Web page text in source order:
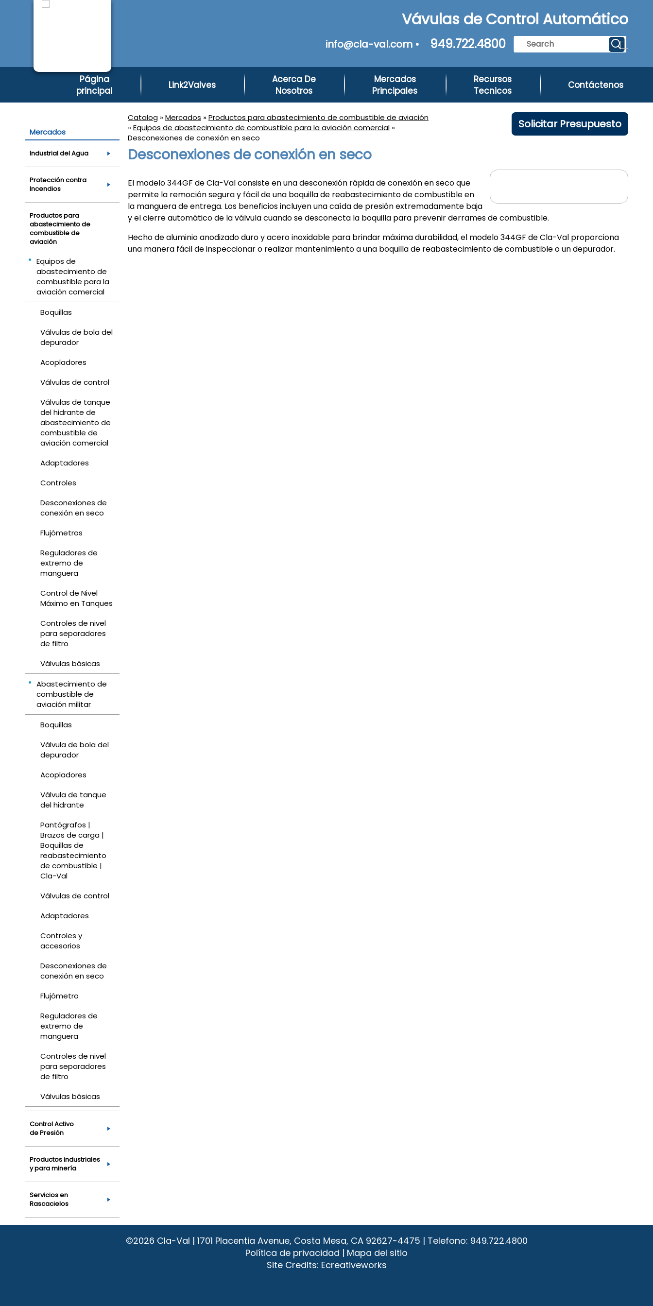
Vávulas de Control Automático
info@cla-val.com • 949.722.4800
Página
principal
Link2Valves
Acerca De
Nosotros
Mercados
Principales
Recursos
Tecnicos
Contáctenos
Solicitar Presupuesto
Catalog »Mercados »Productos para abastecimiento de combustible de aviación
»Equipos de abastecimiento de combustible para la aviación comercial »
Desconexiones de conexión en seco
Desconexiones de conexión en seco
El modelo 344GF de Cla-Val consiste en una desconexión rápida de conexión en seco que
permite la remoción segura y fácil de una boquilla de reabastecimiento de combustible en
la manguera de entrega. Los beneficios incluyen una caída de presión extremadamente baja
y el cierre automático de la válvula cuando se desconecta la boquilla para prevenir derrames de combustible.
Hecho de aluminio anodizado duro y acero inoxidable para brindar máxima durabilidad, el modelo 344GF de Cla-Val proporciona
una manera fácil de inspeccionar o realizar mantenimiento a una boquilla de reabastecimiento de combustible o un depurador.
Mercados
Industrial del Agua
Protección contra
Incendios
Productos para
abastecimiento de
combustible de
aviación
Equipos de
abastecimiento de
combustible para la
aviación comercial
Boquillas
Válvulas de bola del
depurador
Acopladores
Válvulas de control
Válvulas de tanque
del hidrante de
abastecimiento de
combustible de
aviación comercial
Adaptadores
Controles
Desconexiones de
conexión en seco
Flujómetros
Reguladores de
extremo de
manguera
Control de Nivel
Máximo en Tanques
Controles de nivel
para separadores
de filtro
Válvulas básicas
Abastecimiento de
combustible de
aviación militar
Boquillas
Válvula de bola del
depurador
Acopladores
Válvula de tanque
del hidrante
Pantógrafos |
Brazos de carga |
Boquillas de
reabastecimiento
de combustible |
Cla-Val
Válvulas de control
Adaptadores
Controles y
accesorios
Desconexiones de
conexión en seco
Flujómetro
Reguladores de
extremo de
manguera
Controles de nivel
para separadores
de filtro
Válvulas básicas
Control Activo
de Presión
Productos industriales
y para minería
Servicios en
Rascacielos
©2026 Cla-Val | 1701 Placentia Avenue, Costa Mesa, CA 92627-4475 | Telefono: 949.722.4800
Política de privacidad | Mapa del sitio
Site Credits: Ecreativeworks